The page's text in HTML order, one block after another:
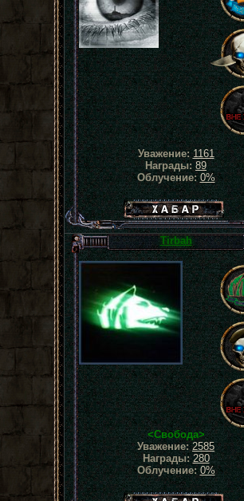
Уважение:1161
Награды: 89
Облучение:0%
Хабар сталкера
Tirbah
<Свобода>
Уважение:2585
Награды:280
Облучение:0%
Хабар сталкера